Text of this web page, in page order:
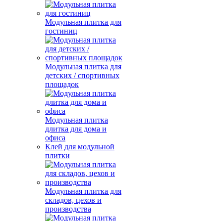
Модульная плитка для
гостиниц
Модульная плитка для
детских / спортивных
площадок
Модульная плитка
длитка для дома и
офиса
Клей для модульной
плитки
Модульная плитка для
складов, цехов и
производства